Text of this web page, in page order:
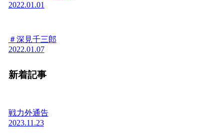
2022.01.01
＃深見千三郎
2022.01.07
新着記事
戦力外通告
2023.11.23